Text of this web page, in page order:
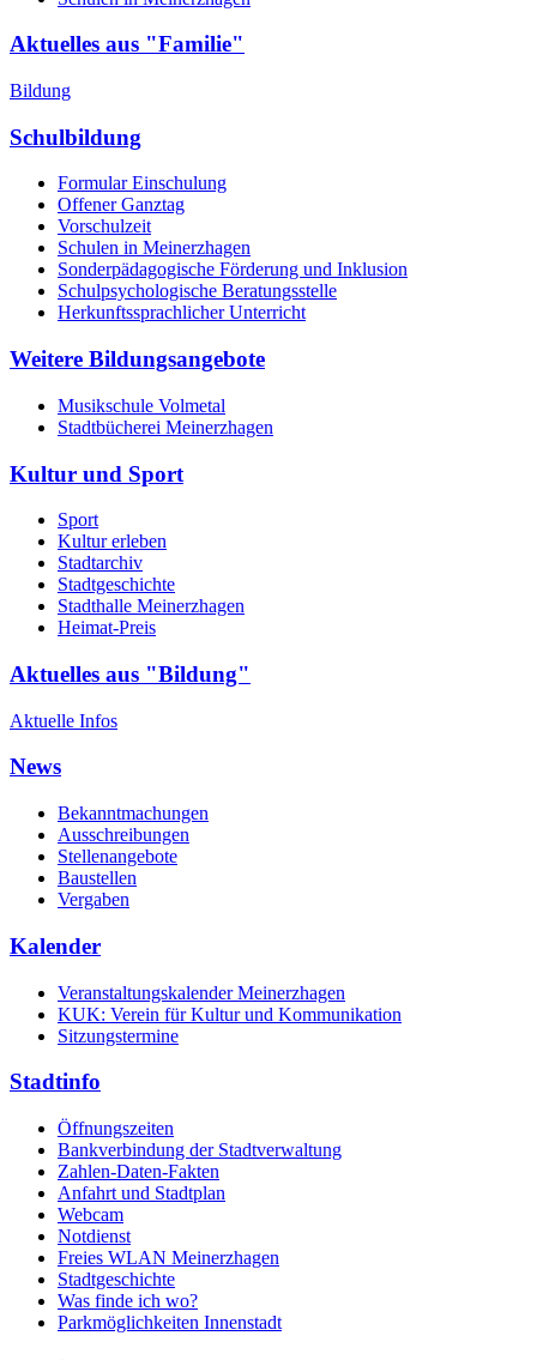
Aktuelles aus "Familie"
Bildung
Schulbildung
Formular Einschulung
Offener Ganztag
Vorschulzeit
Schulen in Meinerzhagen
Sonderpädagogische Förderung und Inklusion
Schulpsychologische Beratungsstelle
Herkunftssprachlicher Unterricht
Weitere Bildungsangebote
Musikschule Volmetal
Stadtbücherei Meinerzhagen
Kultur und Sport
Sport
Kultur erleben
Stadtarchiv
Stadtgeschichte
Stadthalle Meinerzhagen
Heimat-Preis
Aktuelles aus "Bildung"
Aktuelle Infos
News
Bekanntmachungen
Ausschreibungen
Stellenangebote
Baustellen
Vergaben
Kalender
Veranstaltungskalender Meinerzhagen
KUK: Verein für Kultur und Kommunikation
Sitzungstermine
Stadtinfo
Öffnungszeiten
Bankverbindung der Stadtverwaltung
Zahlen-Daten-Fakten
Anfahrt und Stadtplan
Webcam
Notdienst
Freies WLAN Meinerzhagen
Stadtgeschichte
Was finde ich wo?
Parkmöglichkeiten Innenstadt